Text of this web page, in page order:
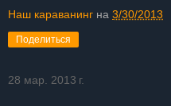
Наш караванинг на 3/30/2013
Поделиться
28 мар. 2013 г.